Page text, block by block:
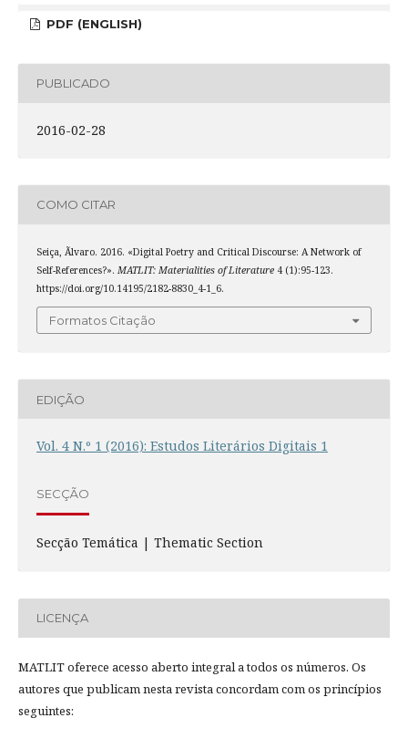
PDF (ENGLISH)
PUBLICADO
2016-02-28
COMO CITAR
Seiça, Ãlvaro. 2016. «Digital Poetry and Critical Discourse: A Network of
Self-References?». MATLIT: Materialities of Literature4 (1):95-123.
https://doi.org/10.14195/2182-8830_4-1_6.
Formatos Citação
EDIÇÃO
Vol. 4 N.º 1 (2016): Estudos Literários Digitais 1
SECÇÃO
Secção Temática | Thematic Section
LICENÇA
MATLIT oferece acesso aberto integral a todos os números. Os
autores que publicam nesta revista concordam com os princípios
seguintes: